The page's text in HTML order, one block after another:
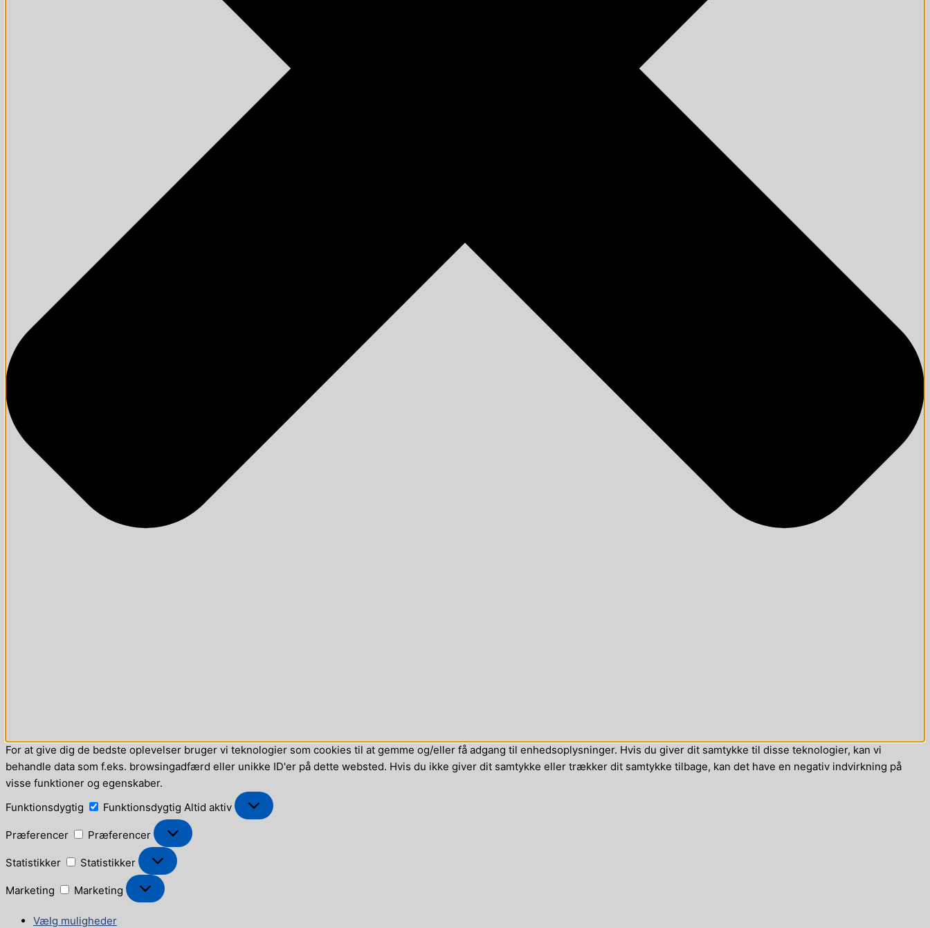
For at give dig de bedste oplevelser bruger vi teknologier som cookies til at gemme og/eller få adgang til enhedsoplysninger. Hvis du giver dit samtykke til disse teknologier, kan vi
behandle data som f.eks. browsingadfærd eller unikke ID'er på dette websted. Hvis du ikke giver dit samtykke eller trækker dit samtykke tilbage, kan det have en negativ indvirkning på
visse funktioner og egenskaber.
Funktionsdygtig
Funktionsdygtig Altid aktiv
Præferencer Præferencer
Statistikker Statistikker
Marketing Marketing
Vælg muligheder